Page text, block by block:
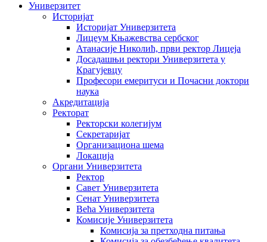
Универзитет
Историјат
Историјат Универзитета
Лицеум Књажевства сербског
Атанасије Николић, први ректор Лицеја
Досадашњи ректори Универзитета у
Крагујевцу
Професори емеритуси и Почасни доктори
наука
Акредитација
Ректорат
Ректорски колегијум
Секретаријат
Организациона шема
Локација
Органи Универзитета
Ректор
Савет Универзитета
Сенат Универзитета
Већа Универзитета
Комисије Универзитета
Комисија за претходна питања